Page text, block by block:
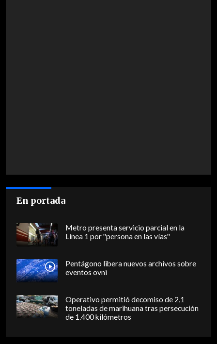
En portada
Metro presenta servicio parcial en la
Línea 1 por "persona en las vías"
Pentágono libera nuevos archivos sobre
eventos ovni
Operativo permitió decomiso de 2,1
toneladas de marihuana tras persecución
de 1.400 kilómetros